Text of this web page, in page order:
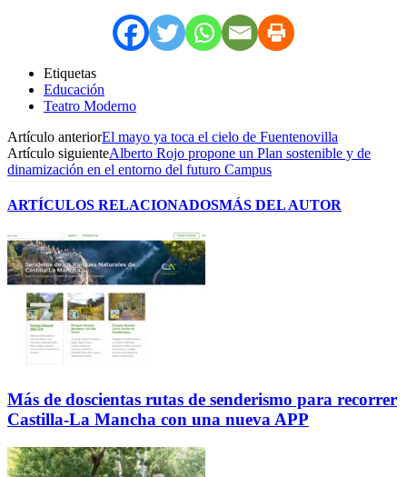
Etiquetas
Educación
Teatro Moderno
Artículo anteriorEl mayo ya toca el cielo de Fuentenovilla
Artículo siguienteAlberto Rojo propone un Plan sostenible y de
dinamización en el entorno del futuro Campus
ARTÍCULOS RELACIONADOSMÁS DEL AUTOR
Más de doscientas rutas de senderismo para recorrer
Castilla-La Mancha con una nueva APP